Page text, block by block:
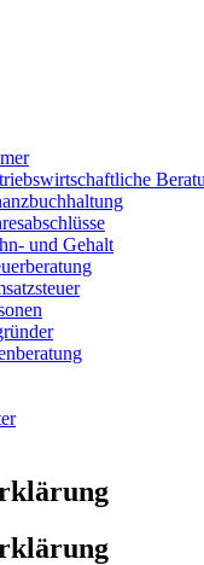
und Gehalt